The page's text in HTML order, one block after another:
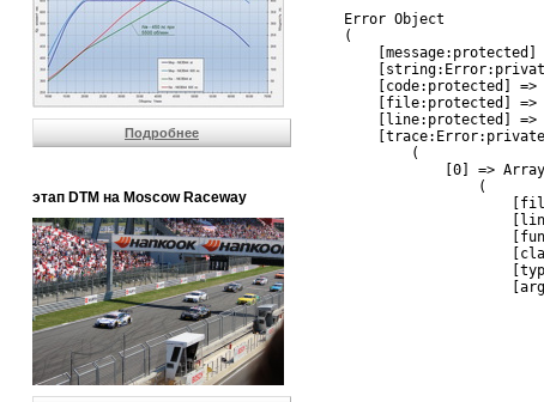
Подробнее
этап DTM на Moscow Raceway
Error Object
(
[message:protected]
[code:protected] =>
[file:protected] =>
[line:protected] =>
        (
            [0] => Array
                (